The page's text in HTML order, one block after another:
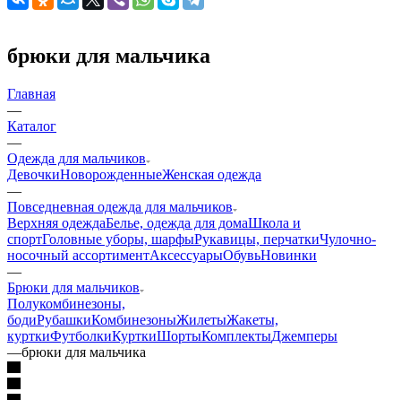
брюки для мальчика
Главная
—
Каталог
—
Одежда для мальчиков
ДевочкиНоворожденныеЖенская одежда
—
Повседневная одежда для мальчиков
Верхняя одеждаБелье, одежда для домаШкола и
спортГоловные уборы, шарфыРукавицы, перчаткиЧулочно-
носочный ассортиментАксессуарыОбувьНовинки
—
Брюки для мальчиков
Полукомбинезоны,
бодиРубашкиКомбинезоныЖилетыЖакеты,
курткиФутболкиКурткиШортыКомплектыДжемперы
—брюки для мальчика